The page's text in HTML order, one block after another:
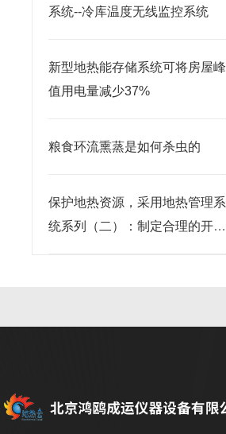
系统--冷库温度无线监控系统
新型地热能存储系统可将房屋峰
值用电量减少37%
粮食环流熏蒸是如何杀虫的
保护地热资源，采用地热管理系
统系列（二）：制定合理的开发